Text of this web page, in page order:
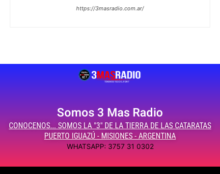
https://3masradio.com.ar/
Somos 3 Mas Radio
CONOCENOS... SOMOS LA "3" DE LA TIERRA DE LAS CATARATAS
PUERTO IGUAZÚ - MISIONES - ARGENTINA
WHATSAPP: 3757 31 0302